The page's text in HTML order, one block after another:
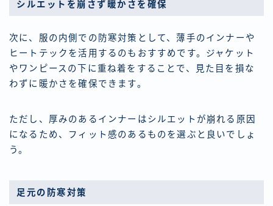
シルエットを崩さず暖かさを確保
次に、服の内側での防寒対策として、薄手のインナーや
ヒートテックを活用するのもおすすめです。ジャケット
やワンピースの下に重ね着をすることで、見た目を損な
わずに暖かさを確保できます。
ただし、厚みのあるインナーはシルエットが崩れる原因
になるため、フィット感のあるものを選ぶと良いでしょ
う。
足元の防寒対策